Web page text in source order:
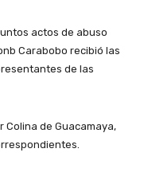
actos de abuso
Carabobo recibió las
de las
Colina de Guacamaya,